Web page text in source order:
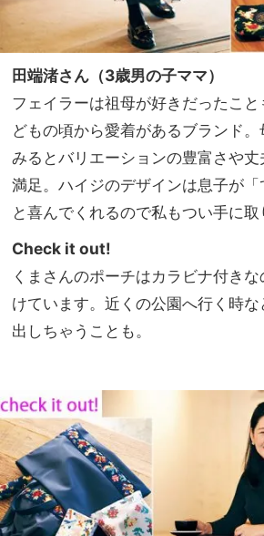
田端渚さん（3歳男の子ママ）
フェイラーは祖母が好きだったこ
どもの頃から愛着があるブランド
みるとバリエーションの豊富さや
満足。ハイジのデザインは息子が「
と喜んでくれるので私もつい手に取
Check it out!
くまさんのポーチはカラビナ付き
けています。近くの公園へ行く時
出しちゃうことも。